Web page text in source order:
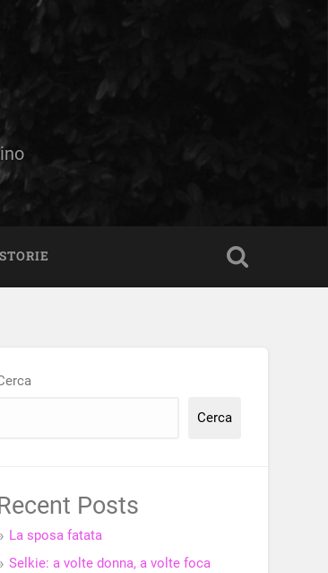
STORIE
Cerca
Posts
La sposa fatata
Selkie: a volte donna, a volte foca